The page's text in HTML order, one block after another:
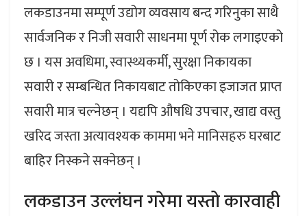
लकडाउनमा सम्पूर्ण उद्योग व्यवसाय बन्द गरिनुका साथै
सार्वजनिक र निजी सवारी साधनमा पूर्ण रोक लगाइएको
छ । यस अवधिमा, स्वास्थ्यकर्मी, सुरक्षा निकायका
सवारी र सम्बन्धित निकायबाट तोकिएका इजाजत प्राप्त
सवारी मात्र चल्नेछन् । यद्यपि औषधि उपचार, खाद्य वस्तु
खरिद जस्ता अत्यावश्यक काममा भने मानिसहरु घरबाट
बाहिर निस्कने सक्नेछन् ।
लकडाउन उल्लंघन गरेमा यस्तो कारवाही